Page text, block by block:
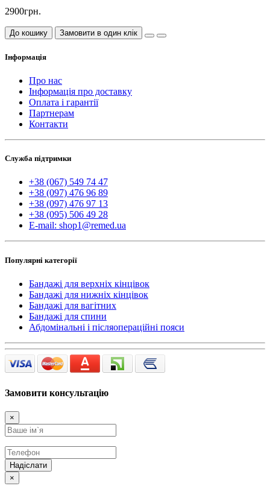
2900грн.
До кошику Замовити в один клік
Інформація
Про нас
Інформація про доставку
Оплата і гарантії
Партнерам
Контакти
Служба підтримки
+38 (067) 549 74 47
+38 (097) 476 96 89
+38 (097) 476 97 13
+38 (095) 506 49 28
E-mail: shop1@remed.ua
Популярні категорії
Бандажі для верхніх кінцівок
Бандажі для нижніх кінцівок
Бандажі для вагітних
Бандажі для спини
Абдомінальні і післяопераційні пояси
Замовити консультацію
×
Надіслати
×